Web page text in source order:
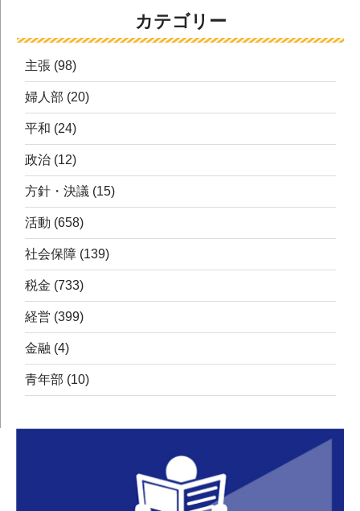
カテゴリー
主張 (98)
婦人部 (20)
平和 (24)
政治 (12)
方針・決議 (15)
活動 (658)
社会保障 (139)
税金 (733)
経営 (399)
金融 (4)
青年部 (10)